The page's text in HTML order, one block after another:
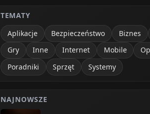
TEMATY
Aplikacje
Bezpieczeństwo Biznes
Gry
Inne Internet Mobile
Poradniki
Sprzęt Systemy
NAJNOWSZE